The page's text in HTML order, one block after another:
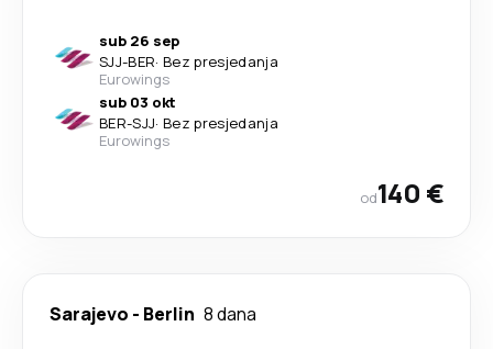
sub 26 sep
SJJ-BER· Bez presjedanja
Eurowings
sub 03 okt
BER-SJJ· Bez presjedanja
Eurowings
od140 €
Sarajevo - Berlin 8 dana